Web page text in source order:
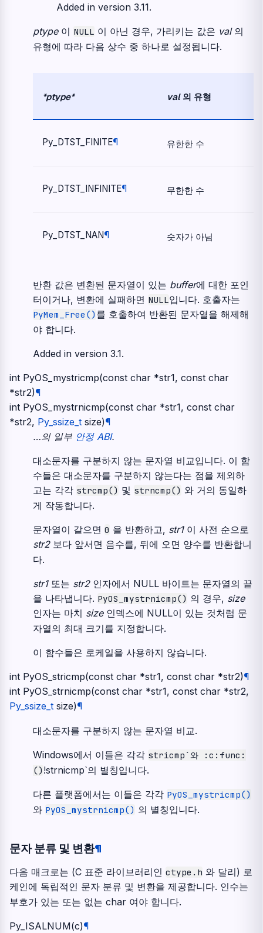
Added in version 3.11.
ptype이 NULL 이 아닌 경우, 가리키는 값은 val의
유형에 따라 다음 상수 중 하나로 설정됩니다.
*ptype* val의 유형
Py_DTST_FINITE¶ 유한한 수
Py_DTST_INFINITE¶ 무한한 수
Py_DTST_NAN¶ 숫자가 아님
반환 값은 변환된 문자열이 있는 buffer에 대한 포인
터이거나, 변환에 실패하면 NULL입니다. 호출자는
PyMem_Free() 를 호출하여 반환된 문자열을 해제해
야 합니다.
Added in version 3.1.
int PyOS_mystricmp(const char *str1, const char
*str2)¶
int PyOS_mystrnicmp(const char *str1, const char
*str2, Py_ssize_t size)¶
…의 일부 안정 ABI.
대소문자를 구분하지 않는 문자열 비교입니다. 이 함
수들은 대소문자를 구분하지 않는다는 점을 제외하
고는 각각 strcmp() 및 strncmp() 와 거의 동일하
게 작동합니다.
문자열이 같으면 0 을 반환하고, str1이 사전 순으로
str2보다 앞서면 음수를, 뒤에 오면 양수를 반환합니
다.
str1또는 str2인자에서 NULL 바이트는 문자열의 끝
을 나타냅니다. PyOS_mystrnicmp() 의 경우, size
인자는 마치 size인덱스에 NULL이 있는 것처럼 문
자열의 최대 크기를 지정합니다.
이 함수들은 로케일을 사용하지 않습니다.
int PyOS_stricmp(const char *str1, const char *str2)¶
int PyOS_strnicmp(const char *str1, const char *str2,
Py_ssize_t size)¶
대소문자를 구분하지 않는 문자열 비교.
Windows에서 이들은 각각 stricmp`와
:c:func:
() !strnicmp`의 별칭입니다.
다른 플랫폼에서는 이들은 각각 PyOS_mystricmp()
와 PyOS_mystrnicmp() 의 별칭입니다.
문자 분류 및 변환¶
다음 매크로는 (C 표준 라이브러리인 ctype.h 와 달리) 로
케인에 독립적인 문자 분류 및 변환을 제공합니다. 인수는
부호가 있는 또는 없는 char 여야 합니다.
Py_ISALNUM(c)¶